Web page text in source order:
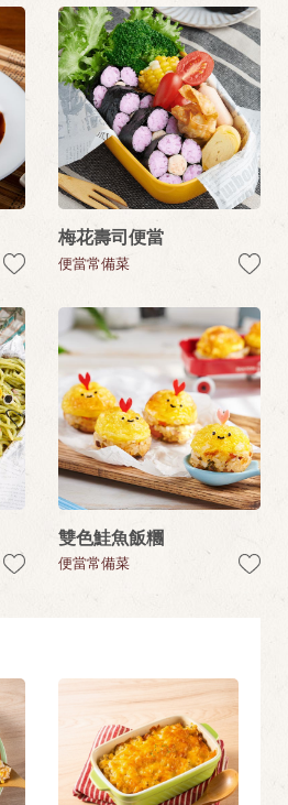
梅花壽司便當
便當常備菜
雙色鮭魚飯糰
便當常備菜